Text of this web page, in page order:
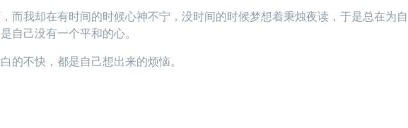
而我却在有时间的时候心神不宁，没时间的时候梦想着秉烛夜读，于是总在为自
自己没有一个平和的心。
的不快，都是自己想出来的烦恼。